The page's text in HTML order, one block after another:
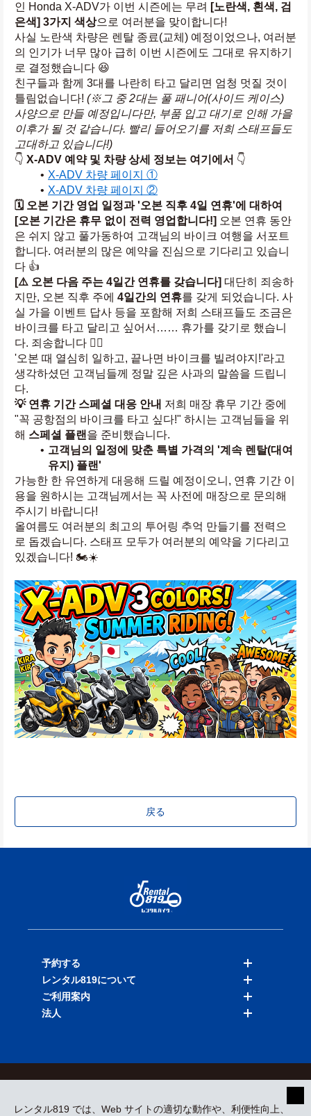
인 Honda X-ADV가 이번 시즌에는 무려 [노란색, 흰색, 검
은색] 3가지 색상으로 여러분을 맞이합니다!
사실 노란색 차량은 렌탈 종료(교체) 예정이었으나, 여러분
의 인기가 너무 많아 급히 이번 시즌에도 그대로 유지하기
로 결정했습니다 😆
친구들과 함께 3대를 나란히 타고 달리면 엄청 멋질 것이
틀림없습니다! (※그 중 2대는 풀 패니어(사이드 케이스)
사양으로 만들 예정입니다만, 부품 입고 대기로 인해 가을
이후가 될 것 같습니다. 빨리 들어오기를 저희 스태프들도
고대하고 있습니다!)
👇 X-ADV 예약 및 차량 상세 정보는 여기에서 👇
X-ADV 차량 페이지 ①
X-ADV 차량 페이지 ②
🗓️ 오본 기간 영업 일정과 '오본 직후 4일 연휴'에 대하여
[오본 기간은 휴무 없이 전력 영업합니다!] 오본 연휴 동안
은 쉬지 않고 풀가동하여 고객님의 바이크 여행을 서포트
합니다. 여러분의 많은 예약을 진심으로 기다리고 있습니
다 👍
[⚠️ 오본 다음 주는 4일간 연휴를 갖습니다] 대단히 죄송하
지만, 오본 직후 주에 4일간의 연휴를 갖게 되었습니다. 사
실 가을 이벤트 답사 등을 포함해 저희 스태프들도 조금은
바이크를 타고 달리고 싶어서…… 휴가를 갖기로 했습니
다. 죄송합니다 🙇‍♂️
'오본 때 열심히 일하고, 끝나면 바이크를 빌려야지!'라고
생각하셨던 고객님들께 정말 깊은 사과의 말씀을 드립니
다.
💡 연휴 기간 스페셜 대응 안내 저희 매장 휴무 기간 중에
"꼭 공항점의 바이크를 타고 싶다!" 하시는 고객님들을 위
해 스페셜 플랜 을 준비했습니다.
고객님의 일정에 맞춘 특별 가격의 '계속 렌탈(대여
유지) 플랜'
가능한 한 유연하게 대응해 드릴 예정이오니, 연휴 기간 이
용을 원하시는 고객님께서는 꼭 사전에 매장으로 문의해
주시기 바랍니다!
올여름도 여러분의 최고의 투어링 추억 만들기를 전력으
로 돕겠습니다. 스태프 모두가 여러분의 예약을 기다리고
있겠습니다! 🏍️☀️
戻る
レンタル819 では、Web サイトの適切な動作や、利便性向上、
予約する
バイクを探す
店舗を探す
レンタル819について
料金表
ご利用案内
法人
採用情報
プレスリリース